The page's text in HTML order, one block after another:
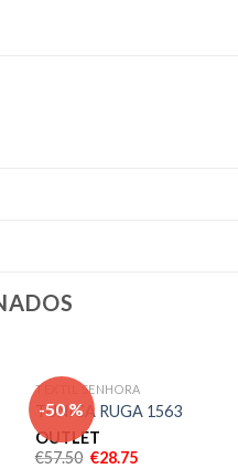
-50 %
TEXTIL SENHORA
TUNICA RUGA 1563
OUTLET
€57.50 €28.75